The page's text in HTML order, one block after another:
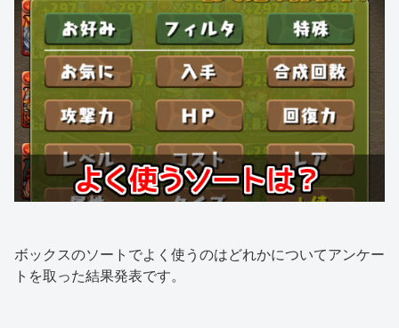
ボックスのソートでよく使うのはどれかについてアンケー
トを取った結果発表です。